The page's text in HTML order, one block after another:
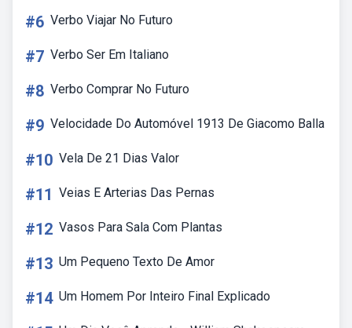
#6 Verbo Viajar No Futuro
#7 Verbo Ser Em Italiano
#8 Verbo Comprar No Futuro
#9 Velocidade Do Automóvel 1913 De Giacomo Balla
#10 Vela De 21 Dias Valor
#11 Veias E Arterias Das Pernas
#12 Vasos Para Sala Com Plantas
#13 Um Pequeno Texto De Amor
#14 Um Homem Por Inteiro Final Explicado